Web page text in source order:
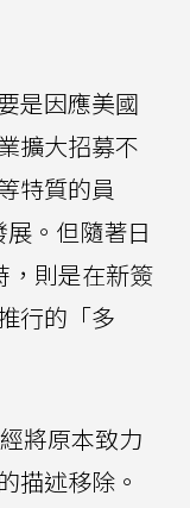
是因應美國
擴大招募不
特質的員
。但隨著日
，則是在新簽
行的「多
將原本致力
描述移除。